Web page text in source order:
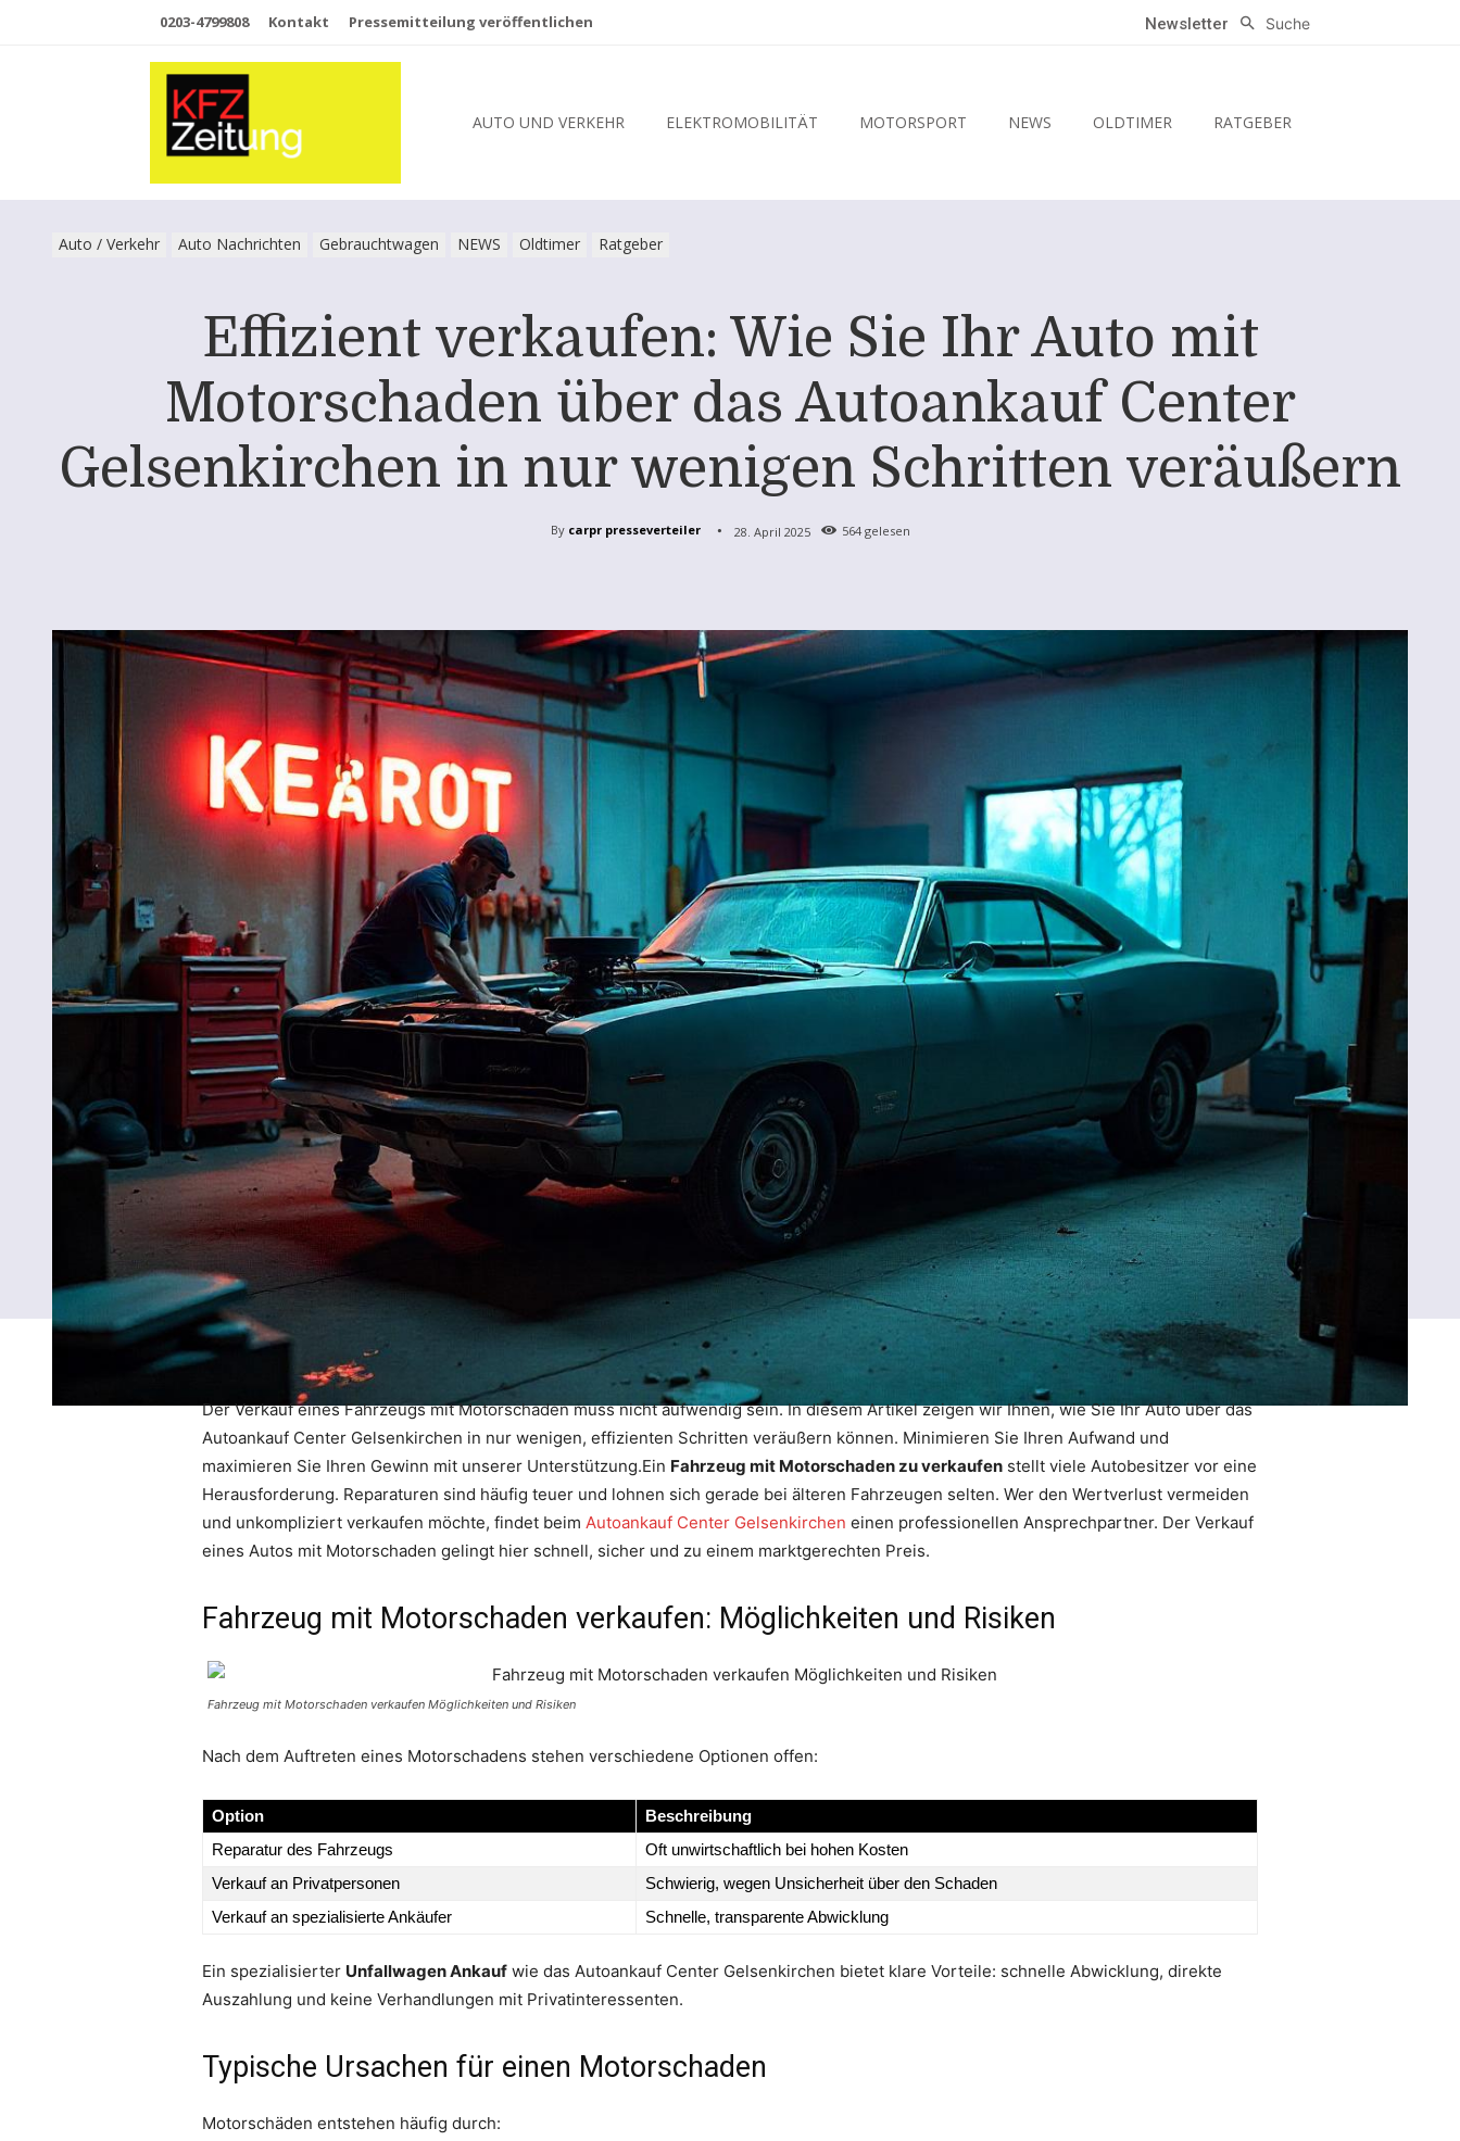
0203-4799808 Kontakt Pressemitteilung veröffentlichen Newsletter Suche
AUTO UND VERKEHR ELEKTROMOBILITÄT MOTORSPORT NEWS OLDTIMER RATGEBER
Auto / Verkehr Auto Nachrichten Gebrauchtwagen NEWS Oldtimer Ratgeber
Effizient verkaufen: Wie Sie Ihr Auto mit
Motorschaden über das Autoankauf Center
Gelsenkirchen in nur wenigen Schritten veräußern
By carpr presseverteiler 28. April 2025 564gelesen
Der Verkauf eines Fahrzeugs mit Motorschaden muss nicht aufwendig sein. In diesem Artikel zeigen wir Ihnen, wie Sie Ihr Auto über das
Autoankauf Center Gelsenkirchen in nur wenigen, effizienten Schritten veräußern können. Minimieren Sie Ihren Aufwand und
maximieren Sie Ihren Gewinn mit unserer Unterstützung.Ein Fahrzeug mit Motorschaden zu verkaufen stellt viele Autobesitzer vor eine
Herausforderung. Reparaturen sind häufig teuer und lohnen sich gerade bei älteren Fahrzeugen selten. Wer den Wertverlust vermeiden
und unkompliziert verkaufen möchte, findet beim Autoankauf Center Gelsenkirchen einen professionellen Ansprechpartner. Der Verkauf
eines Autos mit Motorschaden gelingt hier schnell, sicher und zu einem marktgerechten Preis.
Fahrzeug mit Motorschaden verkaufen: Möglichkeiten und Risiken
Fahrzeug mit Motorschaden verkaufen Möglichkeiten und Risiken
Nach dem Auftreten eines Motorschadens stehen verschiedene Optionen offen:
Option
Beschreibung
Reparatur des Fahrzeugs
Oft unwirtschaftlich bei hohen Kosten
Verkauf an Privatpersonen
Schwierig, wegen Unsicherheit über den Schaden
Verkauf an spezialisierte Ankäufer
Schnelle, transparente Abwicklung
Ein spezialisierter Unfallwagen Ankauf wie das Autoankauf Center Gelsenkirchen bietet klare Vorteile: schnelle Abwicklung, direkte
Auszahlung und keine Verhandlungen mit Privatinteressenten.
Typische Ursachen für einen Motorschaden
Motorschäden entstehen häufig durch: